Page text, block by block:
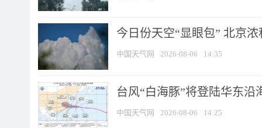
今日份天空“显眼包” 北京
中国天气网 2026-08-06 14:35
台风“白海豚”将登陆华东沿
中国天气网 2026-08-06 14:25